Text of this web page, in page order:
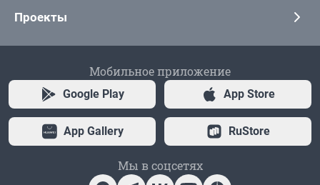
Проекты
Мобильное приложение
Google Play App Store
App Gallery RuStore
Мы в соцсетях